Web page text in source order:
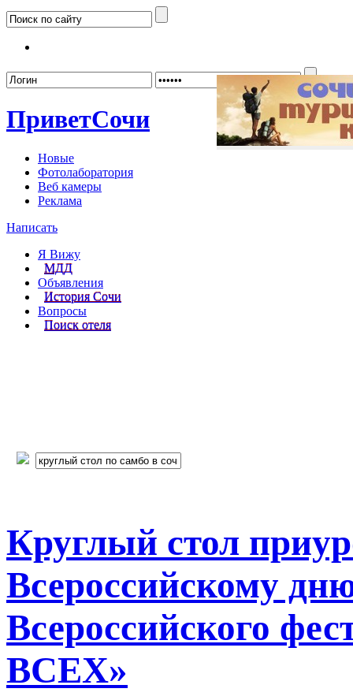
ПриветСочи
Новые
Фотолаборатория
Веб камеры
Реклама
Написать
Я Вижу
МДД
Объявления
История Сочи
Вопросы
Поиск отеля
Круглый стол
Всероссийскому
Всероссийского
ВСЕХ»